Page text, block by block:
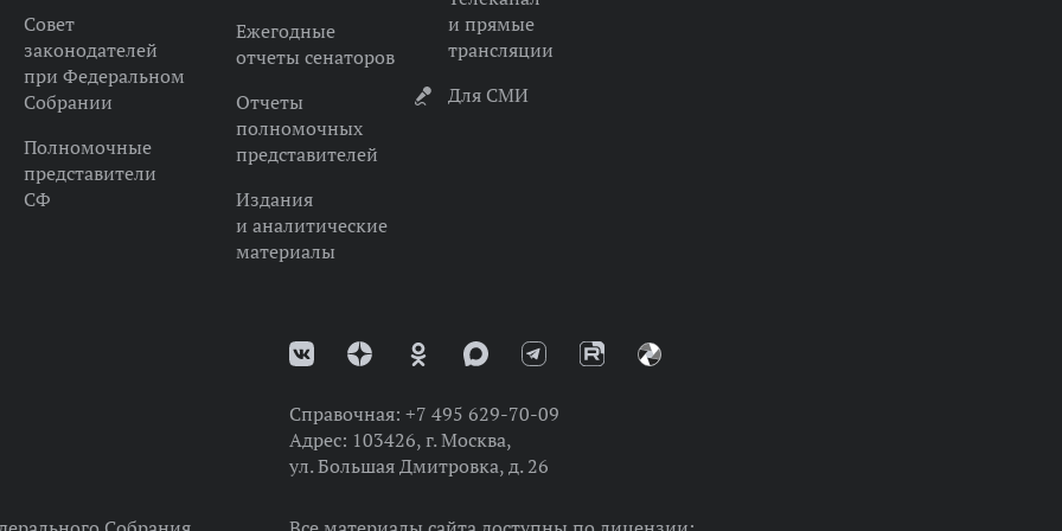
Совет
законодателей
при Федеральном
Собрании
Полномочные
представители
СФ
Ежегодные
отчеты сенаторов
Отчеты
полномочных
представителей
Издания
и аналитические
материалы
и прямые
трансляции
Для СМИ
Справочная: +7 495 629-70-09
Адрес: 103426, г. Москва,
ул. Большая Дмитровка, д. 26